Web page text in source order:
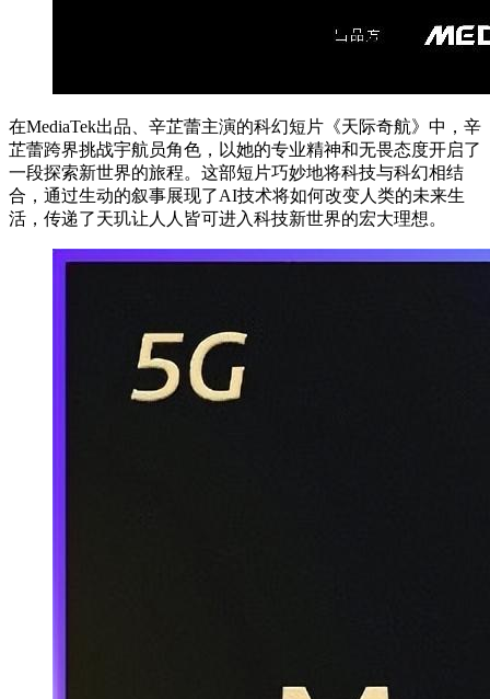
在MediaTek出品、辛芷蕾主演的科幻短片《天际奇航》中，辛
芷蕾跨界挑战宇航员角色，以她的专业精神和无畏态度开启了
一段探索新世界的旅程。这部短片巧妙地将科技与科幻相结
合，通过生动的叙事展现了AI技术将如何改变人类的未来生
活，传递了天玑让人人皆可进入科技新世界的宏大理想。